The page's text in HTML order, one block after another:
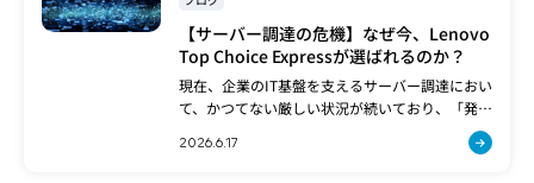
【サーバー調達の危機】なぜ今、Lenovo
Top Choice Expressが選ばれるのか？
現在、企業のIT基盤を支えるサーバー調達におい
て、かつてない厳しい状況が続いており、「発注
しても届かない」「価格が読めない」といった
不安の声が現場から多く聞かれます。このように
2026.6.17